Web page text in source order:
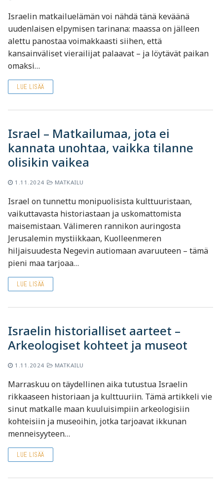
Israelin matkailuelämän voi nähdä tänä keväänä
uudenlaisen elpymisen tarinana: maassa on jälleen
alettu panostaa voimakkaasti siihen, että
kansainväliset vierailijat palaavat – ja löytävät paikan
omaksi…
LUE LISÄÄ
Israel – Matkailumaa, jota ei
kannata unohtaa, vaikka tilanne
olisikin vaikea
1.11.2024 MATKAILU
Israel on tunnettu monipuolisista kulttuuristaan,
vaikuttavasta historiastaan ja uskomattomista
maisemistaan. Välimeren rannikon auringosta
Jerusalemin mystiikkaan, Kuolleenmeren
hiljaisuudesta Negevin autiomaan avaruuteen – tämä
pieni maa tarjoaa…
LUE LISÄÄ
Israelin historialliset aarteet –
Arkeologiset kohteet ja museot
1.11.2024 MATKAILU
Marraskuu on täydellinen aika tutustua Israelin
rikkaaseen historiaan ja kulttuuriin. Tämä artikkeli vie
sinut matkalle maan kuuluisimpiin arkeologisiin
kohteisiin ja museoihin, jotka tarjoavat ikkunan
menneisyyteen…
LUE LISÄÄ